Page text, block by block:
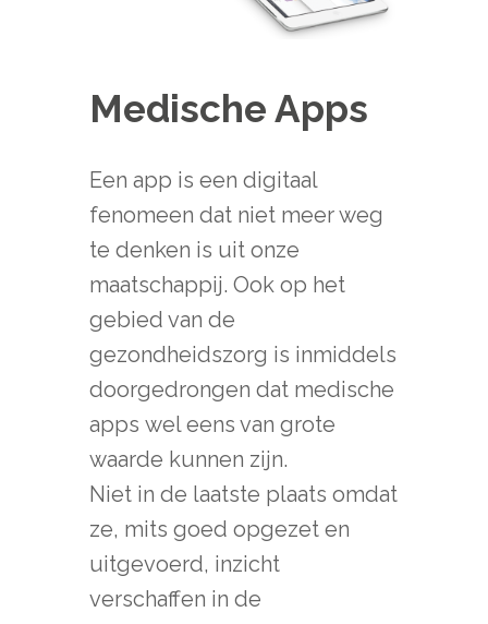
Medische Apps
Een app is een digitaal
fenomeen dat niet meer weg
te denken is uit onze
maatschappij. Ook op het
gebied van de
gezondheidszorg is inmiddels
doorgedrongen dat medische
apps wel eens van grote
waarde kunnen zijn.
Niet in de laatste plaats omdat
ze, mits goed opgezet en
uitgevoerd, inzicht
verschaffen in de